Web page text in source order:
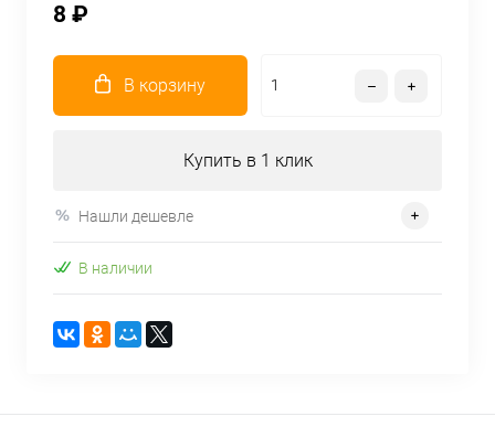
8 ₽
В корзину
Купить в 1 клик
Нашли дешевле
В наличии